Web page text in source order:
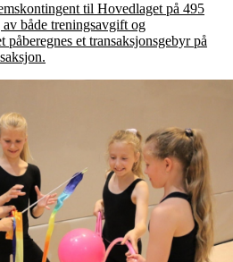
til Hovedlaget på 495
både treningsavgift og
påberegnes et transaksjonsgebyr på